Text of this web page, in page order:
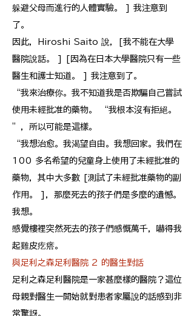
躲避父母而進行的人體實驗。 ] 我注意到
了。
因此，Hiroshi Saito 說，[我不能在大學
醫院說話。 ] [因為在日本大學醫院只有一些
醫生和護士知道。 ] 我注意到了。
“我來治療你。我不知道我是否欺騙自己嘗試
使用未經批准的藥物。 “我根本沒有拒絕。
”，所以可能是這樣。
“我想治愈。我渴望自由。我想回家。我們在
100 多名希望的兒童身上使用了未經批准的
藥物，其中大多數 [測試了未經批准藥物的副
作用。 ]，那麼死去的孩子們是多麼的遺憾。
我想。
感覺樓裡突然死去的孩子們感慨萬千，嚇得我
起雞皮疙瘩。
與足利之森足利醫院 2 的醫生對話
足利之森足利醫院是一家甚麼樣的醫院？這位
母親對醫生一開始就對患者家屬說的話感到非
常驚訝。